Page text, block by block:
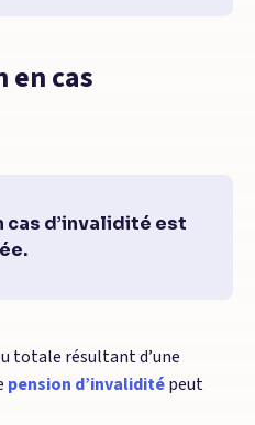
cas
d’invalidité est
totale résultant d’une
pension d’invaliditépeut